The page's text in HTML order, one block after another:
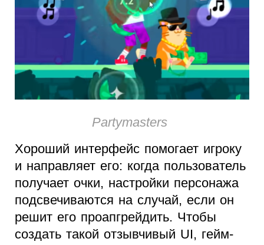
Partymasters
Хороший интерфейс помогает игроку
и направляет его: когда пользователь
получает очки, настройки персонажа
подсвечиваются на случай, если он
решит его проапгрейдить. Чтобы
создать такой отзывчивый UI, гейм-